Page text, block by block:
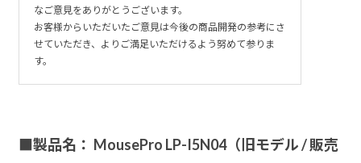
なご意見をありがとうございます。
お客様からいただいたご意見は今後の商品開発の参考にさ
せていただき、よりご満足いただけるよう努めて参りま
す。
■製品名： MousePro LP-I5N04（旧モデル / 販売